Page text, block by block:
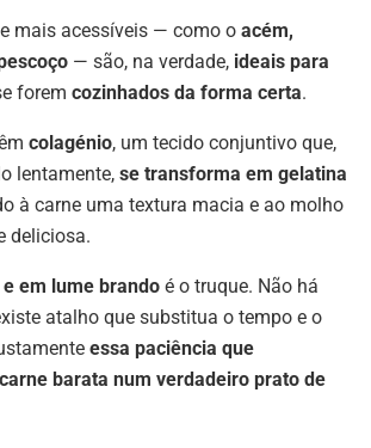
mais acessíveis — como o acém,
— são, na verdade, ideais para
forem cozinhados da forma certa.
colagénio, um tecido conjuntivo que,
lentamente, se transforma em gelatina
à carne uma textura macia e ao molho
deliciosa.
em lume brando é o truque. Não há
atalho que substitua o tempo e o
essa paciência que
barata num verdadeiro prato de